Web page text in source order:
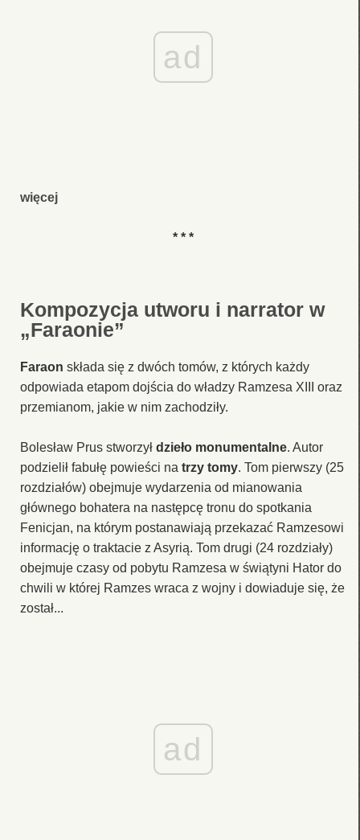
ad
więcej
* * *
Kompozycja utworu i narrator w
„Faraonie”
Faraon składa się z dwóch tomów, z których każdy
odpowiada etapom dojścia do władzy Ramzesa XIII oraz
przemianom, jakie w nim zachodziły.
Bolesław Prus stworzył dzieło monumentalne. Autor
podzielił fabułę powieści na trzy tomy. Tom pierwszy (25
rozdziałów) obejmuje wydarzenia od mianowania
głównego bohatera na następcę tronu do spotkania
Fenicjan, na którym postanawiają przekazać Ramzesowi
informację o traktacie z Asyrią. Tom drugi (24 rozdziały)
obejmuje czasy od pobytu Ramzesa w świątyni Hator do
chwili w której Ramzes wraca z wojny i dowiaduje się, że
został...
ad